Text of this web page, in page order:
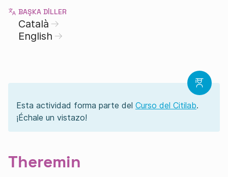
BAŞKA DILLER
Català
English
Esta actividad forma parte del Curso del Citilab.
¡Échale un vistazo!
Theremin